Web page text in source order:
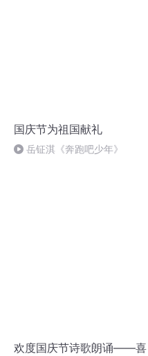
国庆节为祖国献礼
岳钲淇《奔跑吧少年》
欢度国庆节诗歌朗诵——喜